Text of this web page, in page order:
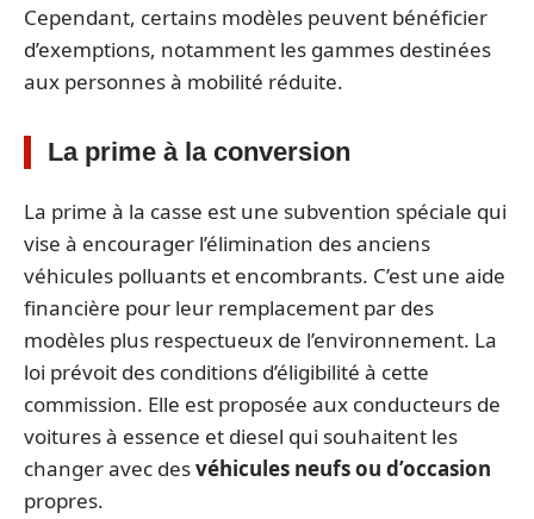
Cependant, certains modèles peuvent bénéficier
d’exemptions, notamment les gammes destinées
aux personnes à mobilité réduite.
La prime à la conversion
La prime à la casse est une subvention spéciale qui
vise à encourager l’élimination des anciens
véhicules polluants et encombrants. C’est une aide
financière pour leur remplacement par des
modèles plus respectueux de l’environnement. La
loi prévoit des conditions d’éligibilité à cette
commission. Elle est proposée aux conducteurs de
voitures à essence et diesel qui souhaitent les
changer avec desvéhicules neufs ou d’occasion
propres.